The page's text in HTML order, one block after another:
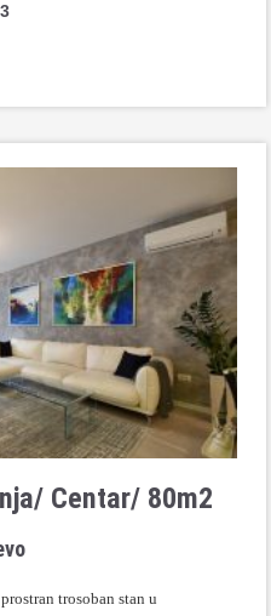
3
Centar/ 80m2
trosoban stan u